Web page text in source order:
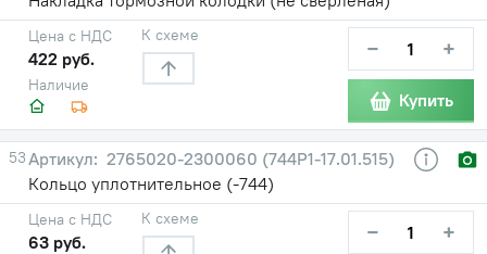
Наличие
Цена с НДС
422 руб.
К схеме − +
Купить
53
2765020-2300060 (744Р1-17.01.515)
Кольцо уплотнительное (-744)
Цена с НДС
63 руб.
К схеме − +